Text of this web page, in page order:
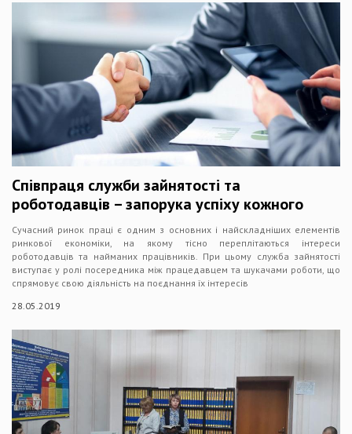
Співпраця служби зайнятості та
роботодавців – запорука успіху кожного
Сучасний ринок праці є одним з основних і найскладніших елементів
ринкової економіки, на якому тісно переплітаються інтереси
роботодавців та найманих працівників. При цьому служба зайнятості
виступає у ролі посередника між працедавцем та шукачами роботи, що
спрямовує свою діяльність на поєднання їх інтересів
28.05.2019